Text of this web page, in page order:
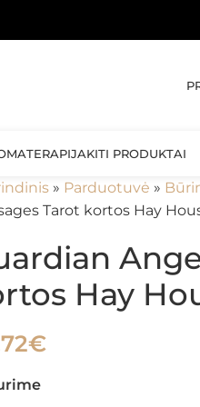
KITI PRODUKTAI
» Parduotuvė »
Tarot kortos Hay
Hay
€